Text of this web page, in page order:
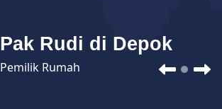
Pak Rudi di Depok
Pemilik Rumah